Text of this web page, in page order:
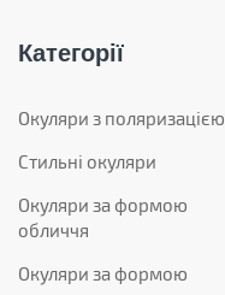
Категорії
Окуляри з поляризацією
Стильні окуляри
Окуляри за формою
обличчя
Окуляри за формою